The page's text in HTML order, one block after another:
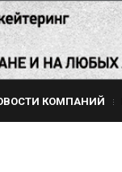
КОМПАНИЙ